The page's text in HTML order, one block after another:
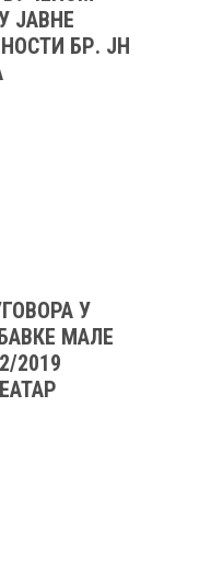
ЈАВНЕ
БР. ЈН
У
МАЛЕ
2019